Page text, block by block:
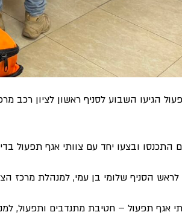
הגיעו השבוע לסניף ראשון לציון רכב
התכנסו ובצעו יחד עם צוותי אגף תפעול
הסניף שלומי בן עמי, למנהלת מרכז
אגף תפעול – חטיבת מתנדבים ותפעול,